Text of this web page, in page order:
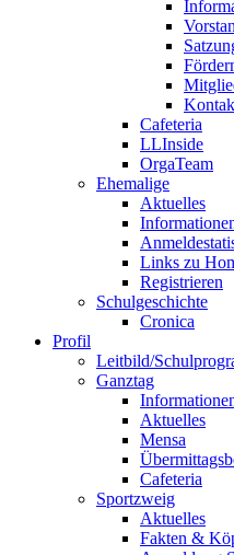
Cafeteria
LLInside
OrgaTeam
Ehemalige
Aktuelles
Links zu
Registrieren
Schulgeschichte
Cronica
Profil
Leitbild/
Ganztag
Aktuelles
Mensa
Cafeteria
Sportzweig
Aktuelles
Fakten &